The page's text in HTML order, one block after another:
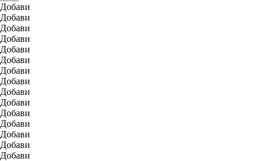
Добави
Добави
Добави
Добави
Добави
Добави
Добави
Добави
Добави
Добави
Добави
Добави
Добави
Добави
Добави